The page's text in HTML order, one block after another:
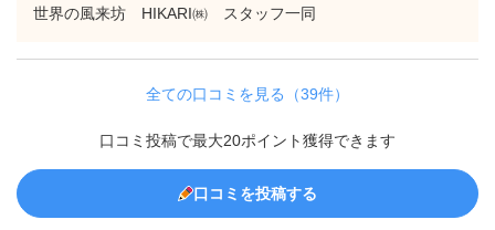
世界の風来坊 HIKARI㈱ スタッフ一同
全ての口コミを見る（39件）
口コミ投稿で最大20ポイント獲得できます
口コミを投稿する